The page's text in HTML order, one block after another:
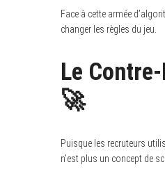
Face à cette armée
changer les règles du jeu.
Le
🚀
Puisque les recruteurs
n’est plus un concept de
S
f
o